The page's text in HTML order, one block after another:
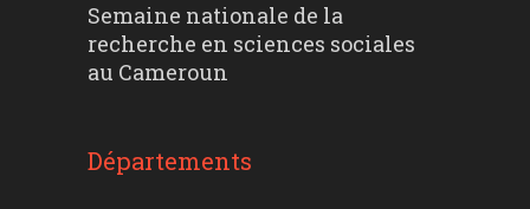
Semaine nationale de la
recherche en sciences sociales
au Cameroun
Départements